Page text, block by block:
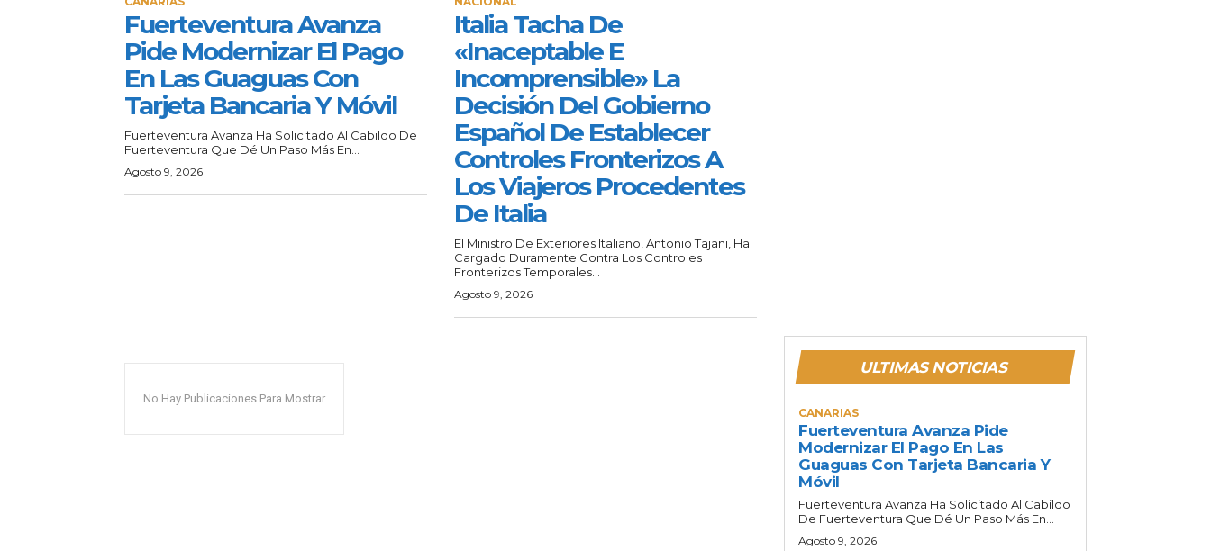
Fuerteventura Avanza
Pide Modernizar El Pago
En Las Guaguas Con
Tarjeta Bancaria Y Móvil
Fuerteventura Avanza Ha Solicitado Al Cabildo De
Fuerteventura Que Dé Un Paso Más En...
Agosto 9, 2026
Italia Tacha De
«inaceptable E
Incomprensible» La
Decisión Del Gobierno
Español De Establecer
Controles Fronterizos A
Los Viajeros Procedentes
De Italia
El Ministro De Exteriores Italiano, Antonio Tajani, Ha
Cargado Duramente Contra Los Controles
Fronterizos Temporales...
Agosto 9, 2026
No Hay Publicaciones Para Mostrar
ULTIMAS NOTICIAS
CANARIAS
Fuerteventura Avanza Pide
Modernizar El Pago En Las
Guaguas Con Tarjeta Bancaria Y
Móvil
Fuerteventura Avanza Ha Solicitado Al Cabildo
De Fuerteventura Que Dé Un Paso Más En...
Agosto 9, 2026